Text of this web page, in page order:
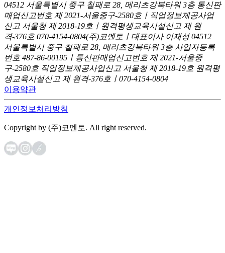
04512 서울특별시 중구 칠패로 28, 메리츠강북타워 3층 통신판
매업신고번호 제 2021-서울중구-2580호ㅣ직업정보제공사업
신고 서울청 제 2018-19호ㅣ원격평생교육시설신고 제 원
격-376호 070-4154-0804(주)코멘토ㅣ대표이사 이재성 04512
서울특별시 중구 칠패로 28, 메리츠강북타워 3층 사업자등록
번호 487-86-00195ㅣ통신판매업신고번호 제 2021-서울중
구-2580호 직업정보제공사업신고 서울청 제 2018-19호 원격평
생교육시설신고 제 원격-376호ㅣ070-4154-0804
이용약관
개인정보처리방침
Copyright by (주)코멘토. All right reserved.